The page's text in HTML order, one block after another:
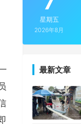
星期五
2026年8月
最新文章